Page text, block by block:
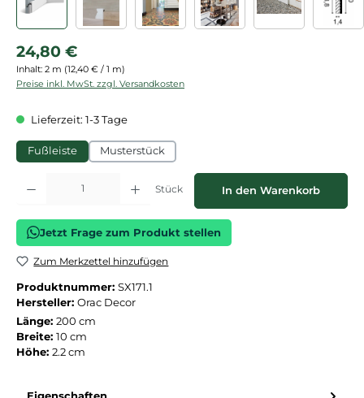
Regulärer Preis:
24,80 €
Inhalt: 2 m (12,40 € / 1 m)
Preise inkl. MwSt. zzgl. Versandkosten
Lieferzeit: 1-3 Tage
Fußleiste Musterstück
Produkt Anzahl: Gib den gewünschten Wert ein oder benutze die
Stück In den Warenkorb
Jetzt Frage zum Produkt stellen
Zum Merkzettel hinzufügen
Produktnummer: SX171.1
Hersteller: Orac Decor
Länge: 200 cm
Breite: 10 cm
Höhe: 2.2 cm